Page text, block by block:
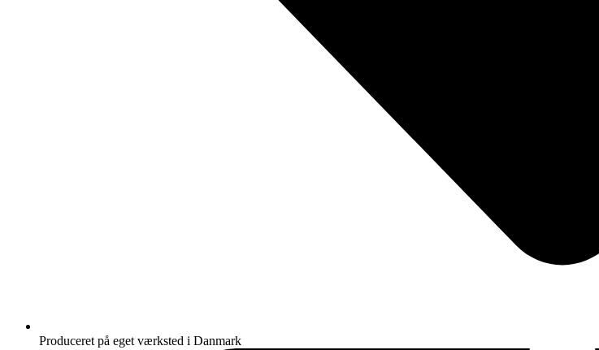
Produceret på eget værksted i Danmark